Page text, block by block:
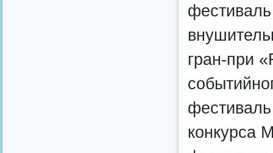
гран-при
фестиваль
конкурса